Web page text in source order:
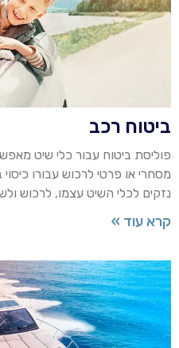
ביטוח רכב
פוליסת ביטוח עבור כלי שיט
מסחרי או פרטי לרכוש עבורו
נזקים לכלי השיט עצמו, לרכוש
קרא עוד »